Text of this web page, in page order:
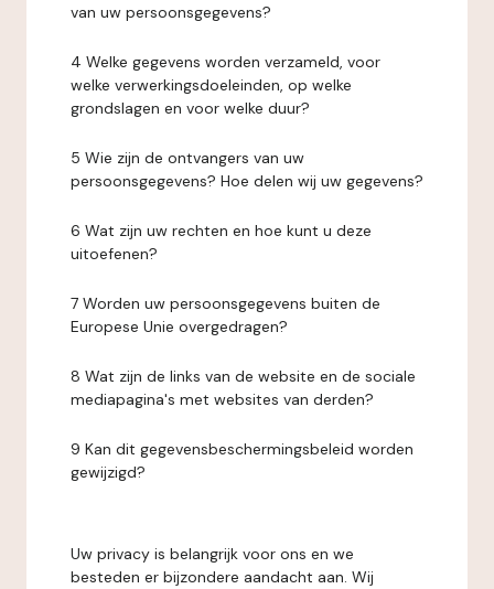
van uw persoonsgegevens?
4 Welke gegevens worden verzameld, voor
welke verwerkingsdoeleinden, op welke
grondslagen en voor welke duur?
5 Wie zijn de ontvangers van uw
persoonsgegevens? Hoe delen wij uw gegevens?
6 Wat zijn uw rechten en hoe kunt u deze
uitoefenen?
7 Worden uw persoonsgegevens buiten de
Europese Unie overgedragen?
8 Wat zijn de links van de website en de sociale
mediapagina's met websites van derden?
9 Kan dit gegevensbeschermingsbeleid worden
gewijzigd?
Uw privacy is belangrijk voor ons en we
besteden er bijzondere aandacht aan. Wij